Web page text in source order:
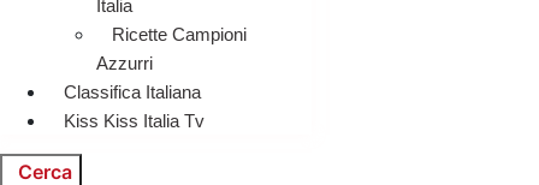
Italia
Ricette Campioni
Azzurri
Classifica Italiana
Kiss Kiss Italia Tv
Cerca